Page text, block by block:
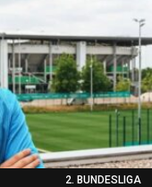
2. BUNDESLIGA